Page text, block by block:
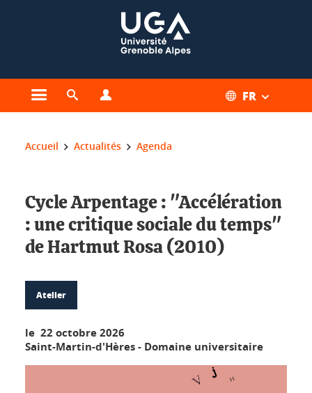
Ouvrir le menu principal
Ouvrir le moteur de recherche FR
Vous êtes ici :
Accueil Actualités Agenda
Cycle Arpentage : "Accélération
: une critique sociale du temps"
de Hartmut Rosa (2010)
Atelier
le 22 octobre 2026
Saint-Martin-d'Hères - Domaine universitaire